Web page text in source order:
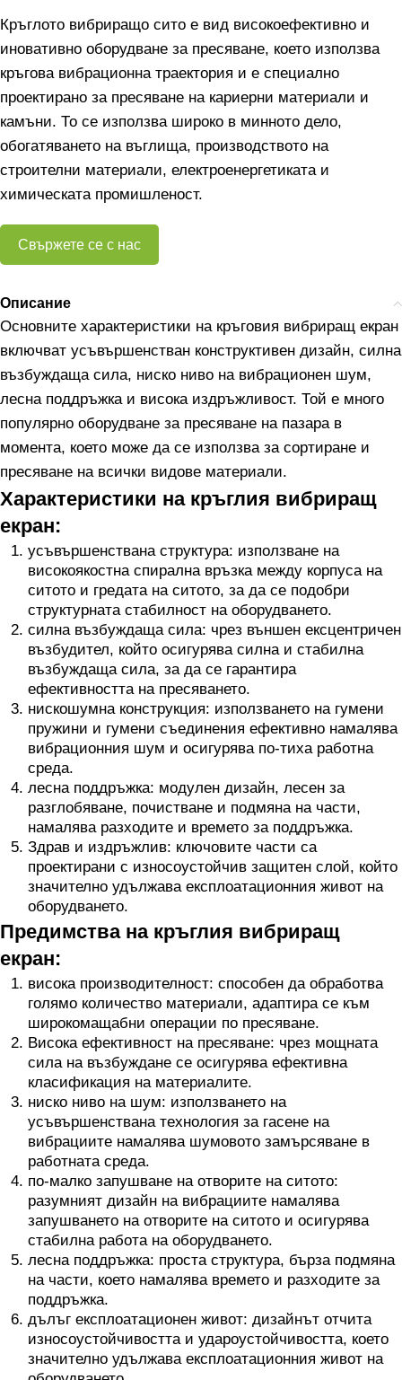
Кръглото вибриращо сито е вид високоефективно и
иновативно оборудване за пресяване, което използва
кръгова вибрационна траектория и е специално
проектирано за пресяване на кариерни материали и
камъни. То се използва широко в минното дело,
обогатяването на въглища, производството на
строителни материали, електроенергетиката и
химическата промишленост.
Свържете се с нас
Описание
Основните характеристики на кръговия вибриращ екран
включват усъвършенстван конструктивен дизайн, силна
възбуждаща сила, ниско ниво на вибрационен шум,
лесна поддръжка и висока издръжливост. Той е много
популярно оборудване за пресяване на пазара в
момента, което може да се използва за сортиране и
пресяване на всички видове материали.
Характеристики на кръглия вибриращ
екран:
усъвършенствана структура: използване на
високоякостна спирална връзка между корпуса на
ситото и гредата на ситото, за да се подобри
структурната стабилност на оборудването.
силна възбуждаща сила: чрез външен ексцентричен
възбудител, който осигурява силна и стабилна
възбуждаща сила, за да се гарантира
ефективността на пресяването.
нискошумна конструкция: използването на гумени
пружини и гумени съединения ефективно намалява
вибрационния шум и осигурява по-тиха работна
среда.
лесна поддръжка: модулен дизайн, лесен за
разглобяване, почистване и подмяна на части,
намалява разходите и времето за поддръжка.
Здрав и издръжлив: ключовите части са
проектирани с износоустойчив защитен слой, който
значително удължава експлоатационния живот на
оборудването.
Предимства на кръглия вибриращ
екран:
висока производителност: способен да обработва
голямо количество материали, адаптира се към
широкомащабни операции по пресяване.
Висока ефективност на пресяване: чрез мощната
сила на възбуждане се осигурява ефективна
класификация на материалите.
ниско ниво на шум: използването на
усъвършенствана технология за гасене на
вибрациите намалява шумовото замърсяване в
работната среда.
по-малко запушване на отворите на ситото:
разумният дизайн на вибрациите намалява
запушването на отворите на ситото и осигурява
стабилна работа на оборудването.
лесна поддръжка: проста структура, бърза подмяна
на части, което намалява времето и разходите за
поддръжка.
дълъг експлоатационен живот: дизайнът отчита
износоустойчивостта и удароустойчивостта, което
значително удължава експлоатационния живот на